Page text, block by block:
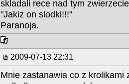
skladali rece nad tym
"Jakiz on slodki!!!"
Paranoja.
2009-07-13 22:31
Mnie zastanawia co z krolikami